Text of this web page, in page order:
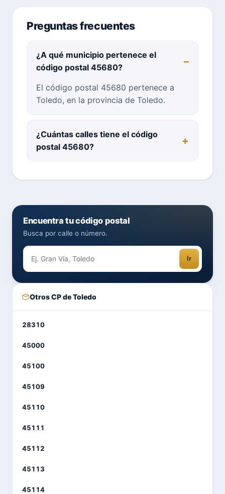
Preguntas frecuentes
¿A qué municipio pertenece el
código postal 45680?
El código postal 45680 pertenece a
Toledo, en la provincia de Toledo.
¿Cuántas calles tiene el código
postal 45680?
Encuentra tu código postal
Busca por calle o número.
Ir
Otros CP de Toledo
28310
45000
45100
45109
45110
45111
45112
45113
45114